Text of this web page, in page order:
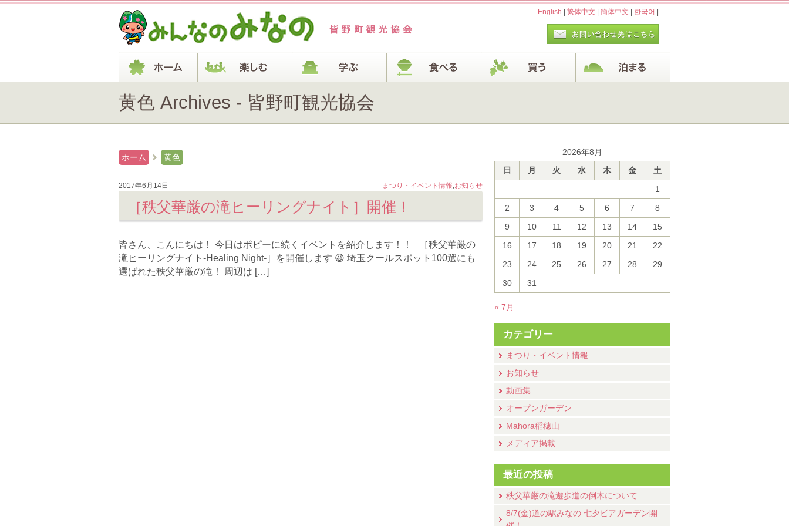
English 繁体中文 簡体中文 한국어
黄色 Archives - 皆野町観光協会
2026年8月
日
月 火 水 木 金
土
1
2
3 4 5 6 7
8
9
10 11 12 13 14
15
16
17 18 19 20 21
22
23
24 25 26 27 28
29
30
31
« 7月
カテゴリー
まつり・イベント情報
お知らせ
動画集
オープンガーデン
Mahora稲穂山
メディア掲載
最近の投稿
秩父華厳の滝遊歩道の倒木について
8/7(金)道の駅みなの 七夕ビアガーデン開
ホーム 黄色
まつり・イベント情報,お知らせ
2017年6月14日
［秩父華厳の滝ヒーリングナイト］開催！
皆さん、こんにちは！ 今日はポピーに続くイベントを紹介します！！ ［秩父華厳の
滝ヒーリングナイト-Healing Night-］を開催します 😆 埼玉クールスポット100選にも
選ばれた秩父華厳の滝！ 周辺は […]